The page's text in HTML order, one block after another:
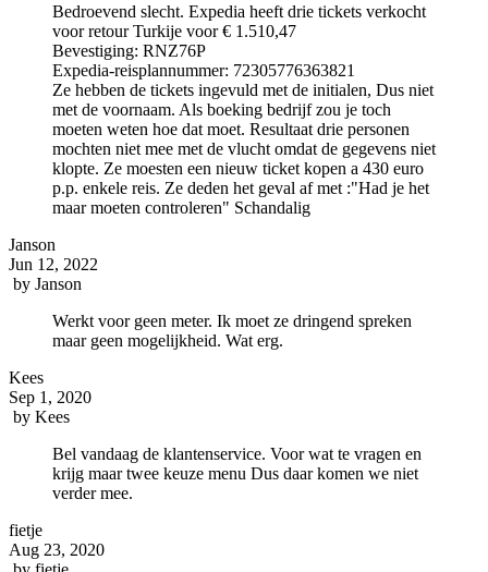
Bedroevend slecht. Expedia heeft drie tickets verkocht
voor retour Turkije voor € 1.510,47
Bevestiging: RNZ76P
Expedia-reisplannummer: 72305776363821
Ze hebben de tickets ingevuld met de initialen, Dus niet
met de voornaam. Als boeking bedrijf zou je toch
moeten weten hoe dat moet. Resultaat drie personen
mochten niet mee met de vlucht omdat de gegevens niet
klopte. Ze moesten een nieuw ticket kopen a 430 euro
p.p. enkele reis. Ze deden het geval af met :"Had je het
maar moeten controleren" Schandalig
Janson
Jun 12, 2022
by Janson
Werkt voor geen meter. Ik moet ze dringend spreken
maar geen mogelijkheid. Wat erg.
Kees
Sep 1, 2020
by Kees
Bel vandaag de klantenservice. Voor wat te vragen en
krijg maar twee keuze menu Dus daar komen we niet
verder mee.
fietje
Aug 23, 2020